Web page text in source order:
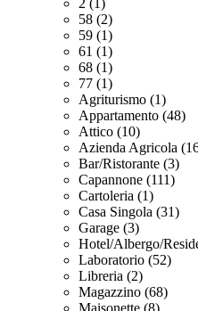
58 (2)
59 (1)
61 (1)
68 (1)
77 (1)
Agriturismo (1)
Appartamento (48)
Attico (10)
Azienda Agricola
Bar/Ristorante (3)
Capannone (111)
Cartoleria (1)
Casa Singola (31)
Garage (3)
Hotel/Albergo/
Laboratorio (52)
Libreria (2)
Magazzino (68)
Maisonette (8)